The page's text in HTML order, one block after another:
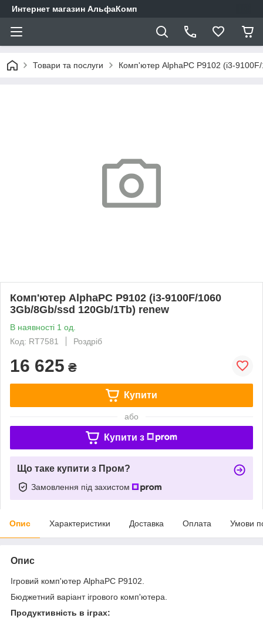
Интернет магазин АльфаКомп
Товари та послуги Комп'ютер AlphaPC P9102 (i3-
Комп'ютер AlphaPC P9102 (i3-9100F/1060
3Gb/8Gb/ssd 120Gb/1Tb) renew
В наявності 1 од.
Код: RT7581
Роздріб
16 625 ₴
Купити
або
Купити з
Що таке купити з Пром?
Замовлення під захистом
Опис Характеристики Доставка Оплата Умови
Опис
Ігровий комп'ютер AlphaPC P9102.
Бюджетний варіант ігрового комп'ютера.
Продуктивність в іграх: